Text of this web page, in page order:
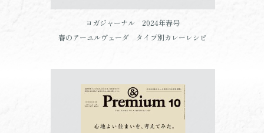
ヨガジャーナル 2024年春号
春のアーユルヴェーダ タイプ別カレーレシピ